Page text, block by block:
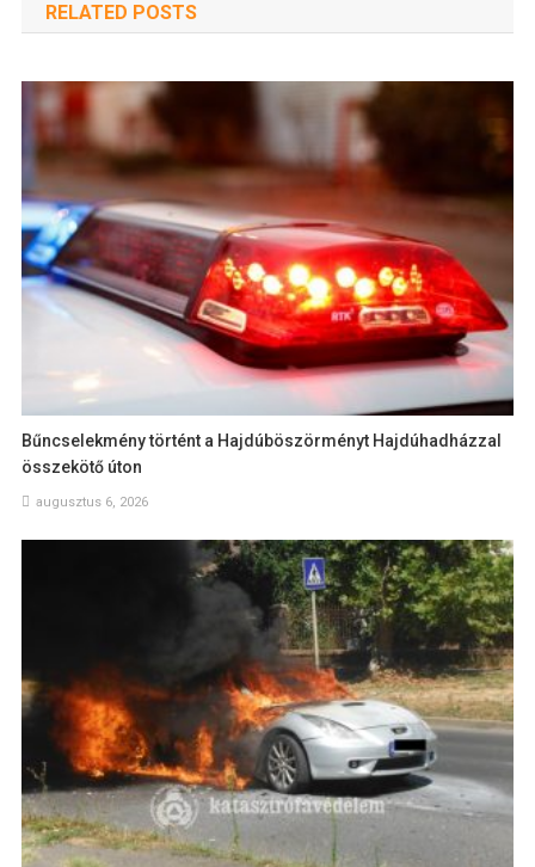
RELATED POSTS
Bűncselekmény történt a Hajdúböszörményt Hajdúhadházzal
összekötő úton
augusztus 6, 2026